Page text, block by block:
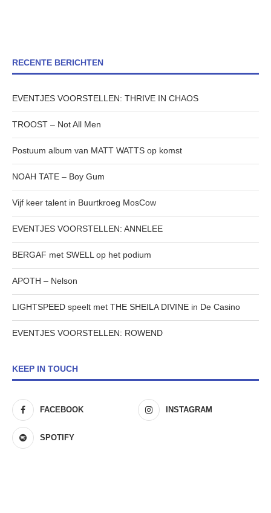
RECENTE BERICHTEN
EVENTJES VOORSTELLEN: THRIVE IN CHAOS
TROOST – Not All Men
Postuum album van MATT WATTS op komst
NOAH TATE – Boy Gum
Vijf keer talent in Buurtkroeg MosCow
EVENTJES VOORSTELLEN: ANNELEE
BERGAF met SWELL op het podium
APOTH – Nelson
LIGHTSPEED speelt met THE SHEILA DIVINE in De Casino
EVENTJES VOORSTELLEN: ROWEND
KEEP IN TOUCH
FACEBOOK INSTAGRAM
SPOTIFY